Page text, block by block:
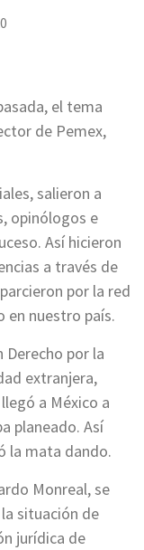
el tema
de Pemex,
salieron a
opinólogos e
Así hicieron
a través de
por la red
nuestro país.
Derecho por la
extranjera,
a México a
planeado. Así
la mata dando.
Monreal, se
situación de
jurídica de